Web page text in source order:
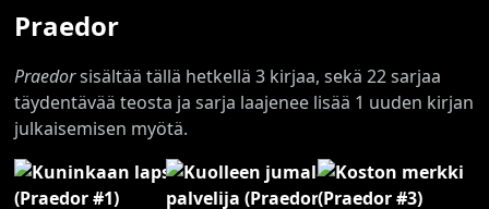
Praedor
Praedorsisältää tällä hetkellä 3 kirjaa, sekä 22 sarjaa
täydentävää teosta ja sarja laajenee lisää 1 uuden kirjan
julkaisemisen myötä.